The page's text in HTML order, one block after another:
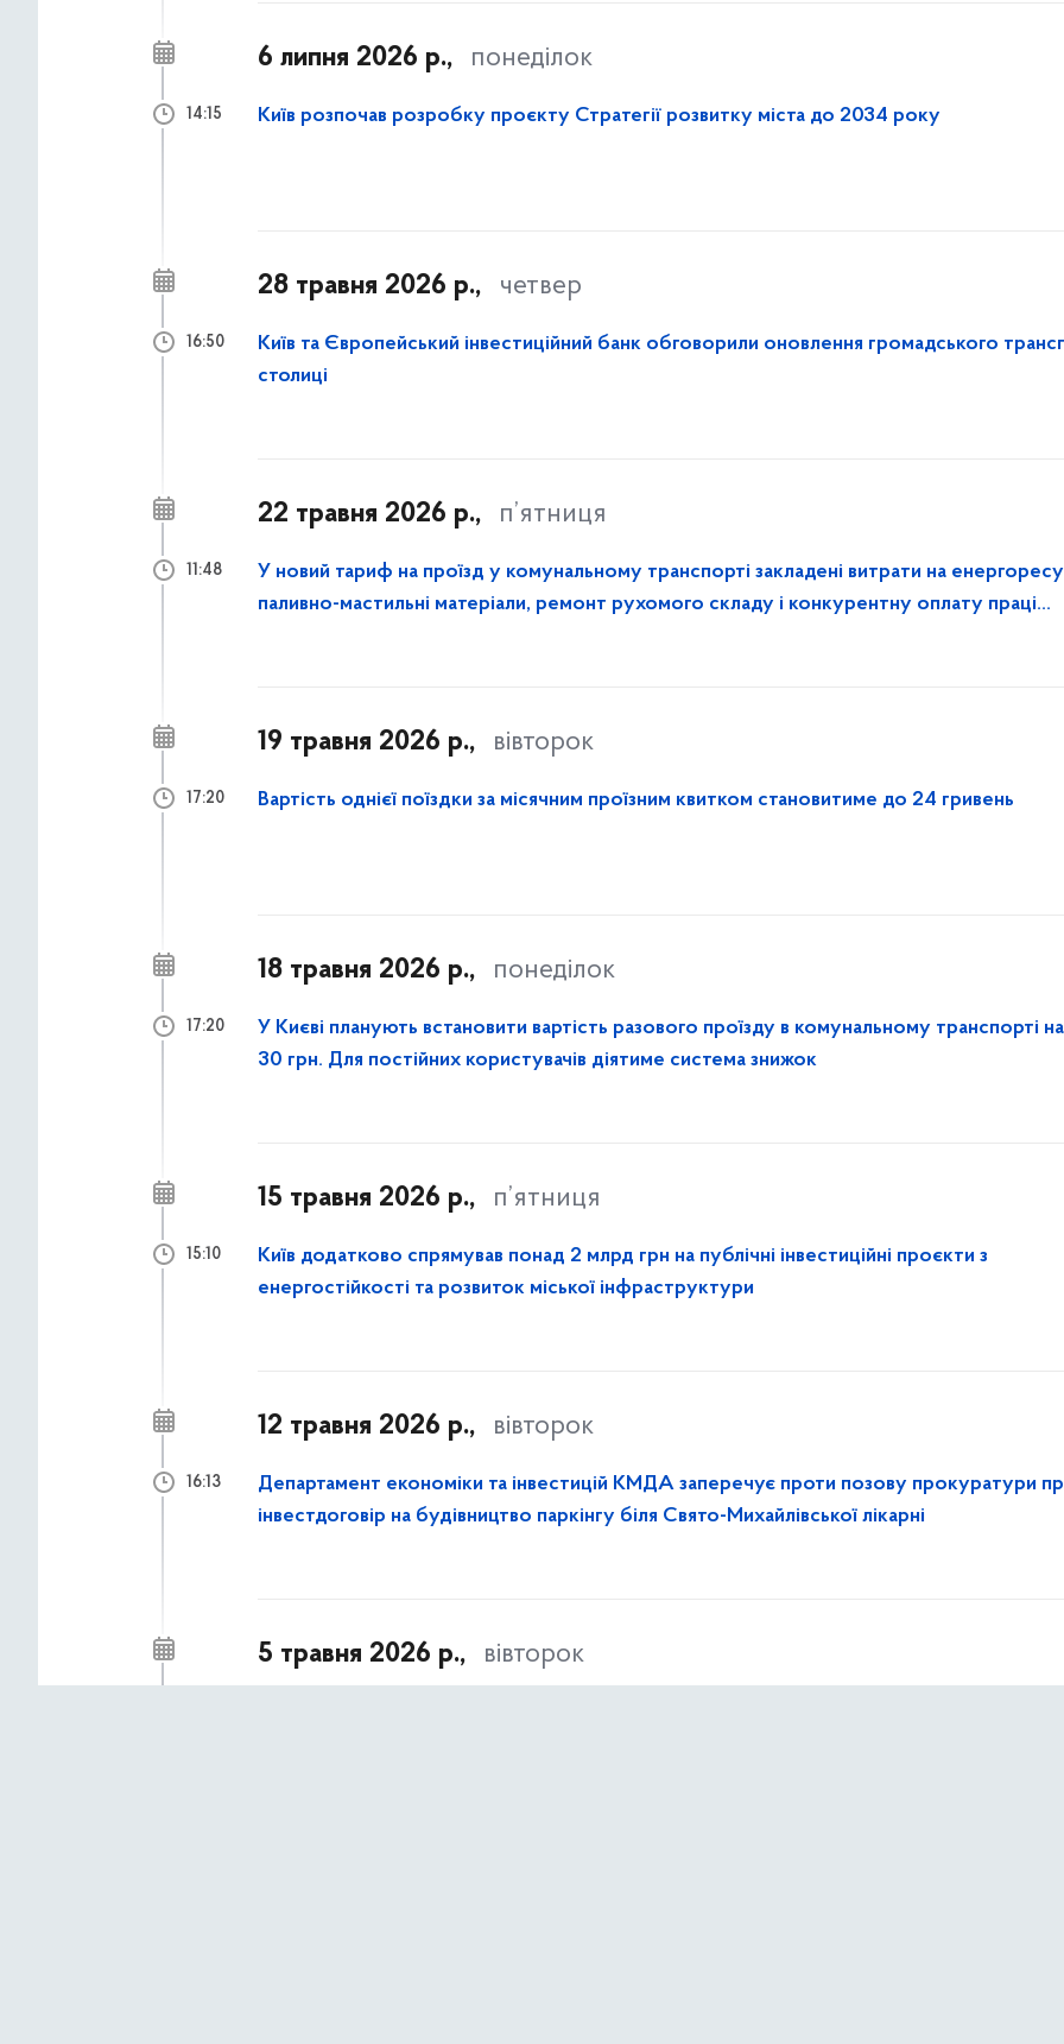
6 липня 2026 р., понеділок
Київ розпочав розробку проєкту Стратегії розвитку міста до 2034 року
14:15
28 травня 2026 р., четвер
Київ та Європейський інвестиційний банк обговорили оновлення громадського
столиці
16:50
22 травня 2026 р., п’ятниця
У новий тариф на проїзд у комунальному транспорті закладені витрати на
паливно-мастильні матеріали, ремонт рухомого складу і конкурентну оплату праці
11:48
19 травня 2026 р., вівторок
Вартість однієї поїздки за місячним проїзним квитком становитиме до 24 гривень
17:20
18 травня 2026 р., понеділок
У Києві планують встановити вартість разового проїзду в комунальному транспорті на
30 грн. Для постійних користувачів діятиме система знижок
17:20
15 травня 2026 р., п’ятниця
Київ додатково спрямував понад 2 млрд грн на публічні інвестиційні проєкти з
енергостійкості та розвиток міської інфраструктури
15:10
12 травня 2026 р., вівторок
Департамент економіки та інвестицій КМДА заперечує проти позову прокуратури
інвестдоговір на будівництво паркінгу біля Свято-Михайлівської лікарні
16:13
5 травня 2026 р., вівторок